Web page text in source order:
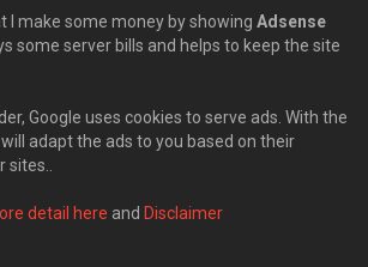
I make some money by showing Adsense
some server bills and helps to keep the site
Google uses cookies to serve ads. With the
will adapt the ads to you based on their
detail here and Disclaimer